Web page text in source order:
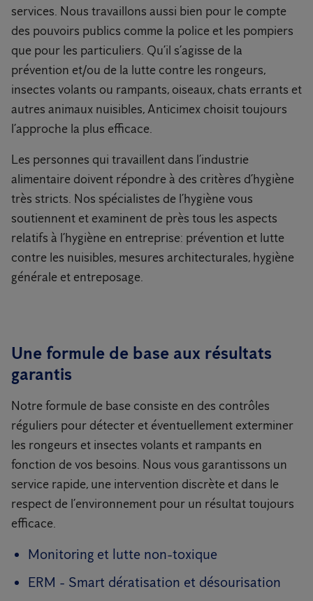
services. Nous travaillons aussi bien pour le compte
des pouvoirs publics comme la police et les pompiers
que pour les particuliers. Qu’il s’agisse de la
prévention et/ou de la lutte contre les rongeurs,
insectes volants ou rampants, oiseaux, chats errants et
autres animaux nuisibles, Anticimex choisit toujours
l’approche la plus efficace.
Les personnes qui travaillent dans l’industrie
alimentaire doivent répondre à des critères d’hygiène
très stricts. Nos spécialistes de l’hygiène vous
soutiennent et examinent de près tous les aspects
relatifs à l’hygiène en entreprise: prévention et lutte
contre les nuisibles, mesures architecturales, hygiène
générale et entreposage.
Une formule de base aux résultats
garantis
Notre formule de base consiste en des contrôles
réguliers pour détecter et éventuellement exterminer
les rongeurs et insectes volants et rampants en
fonction de vos besoins. Nous vous garantissons un
service rapide, une intervention discrète et dans le
respect de l’environnement pour un résultat toujours
efficace.
Monitoring et lutte non-toxique
ERM - Smart dératisation et désourisation